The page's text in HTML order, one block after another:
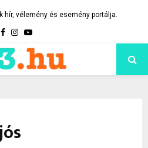
hír, vélemény és esemény portálja.
Facebook
Instagram
Youtube